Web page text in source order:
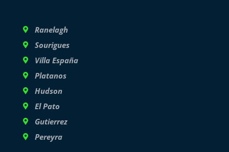
Ranelagh
Sourigues
Villa España
Platanos
Hudson
El Pato
Gutierrez
Pereyra